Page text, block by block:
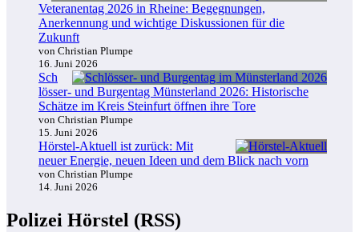
Veteranentag 2026 in Rheine: Begegnungen,
Anerkennung und wichtige Diskussionen für die
Zukunft
von Christian Plumpe
16. Juni 2026
Sch
lösser- und Burgentag Münsterland 2026: Historische
Schätze im Kreis Steinfurt öffnen ihre Tore
von Christian Plumpe
15. Juni 2026
Hörstel-Aktuell ist zurück: Mit
neuer Energie, neuen Ideen und dem Blick nach vorn
von Christian Plumpe
14. Juni 2026
Polizei Hörstel (RSS)